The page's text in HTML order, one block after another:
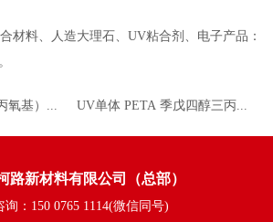
料、人造大理石、UV粘合剂、电子产品：
UV单体 PETA 季戊四醇三丙烯酸酯 CAS 3524-68-3的性能表现与应用领域
路新材料有限公司（总部）
询：150 0765 1114(微信同号)